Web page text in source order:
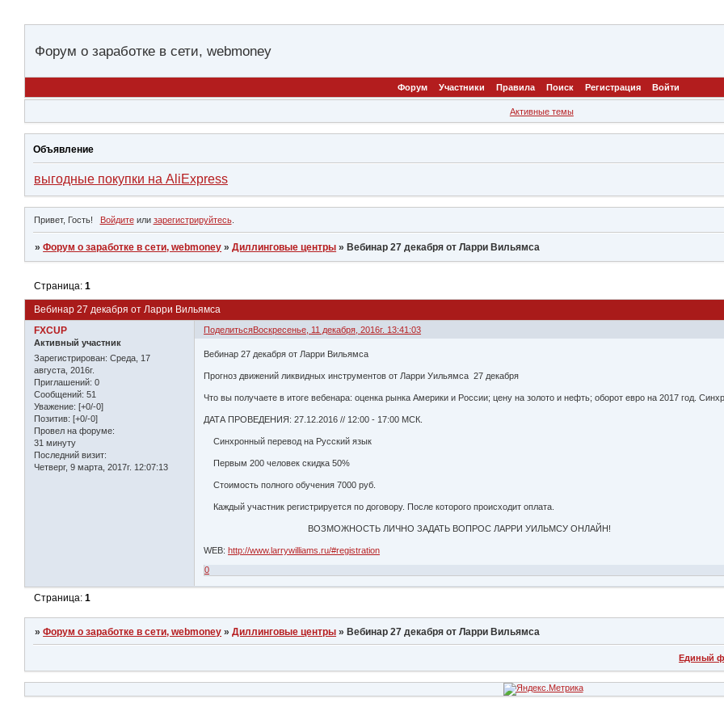
Форум о заработке в сети, webmoney
Форум Участники Правила Поиск Регистрация Войти
Активные темы
Объявление
выгодные покупки на AliExpress
Привет, Гость! Войдитеили зарегистрируйтесь.
»Форум о заработке в сети, webmoney »Диллинговые центры » Вебинар 27 декабря от Ларри Вильямса
Вебинар 27 декабря от Ларри Вильямса
Страница:1
ПоделитьсяВоскресенье, 11 декабря, 2016г. 13:41:03
FXCUP
Активный участник
Зарегистрирован: Среда, 17
августа, 2016г.
Приглашений: 0
Сообщений: 51
Уважение: [+0/-0]
Позитив: [+0/-0]
Провел на форуме:
31 минуту
Последний визит:
Четверг, 9 марта, 2017г. 12:07:13
Вебинар 27 декабря от Ларри Вильямса
Прогноз движений ликвидных инструментов от Ларри Уильямса 27 декабря
Что вы получаете в итоге вебенара: оценка рынка Америки и России; цену на золото и нефть; оборот евро на 2017 год.
ДАТА ПРОВЕДЕНИЯ: 27.12.2016 // 12:00 - 17:00 МСК.
Синхронный перевод на Русский язык
Первым 200 человек скидка 50%
Стоимость полного обучения 7000 руб.
Каждый участник регистрируется по договору. После которого происходит оплата.
ВОЗМОЖНОСТЬ ЛИЧНО ЗАДАТЬ ВОПРОС ЛАРРИ УИЛЬМСУ ОНЛАЙН!
WEB:http://www.larrywilliams.ru/#registration
0
Страница:1
»Форум о заработке в сети, webmoney »Диллинговые центры » Вебинар 27 декабря от Ларри Вильямса
Единый